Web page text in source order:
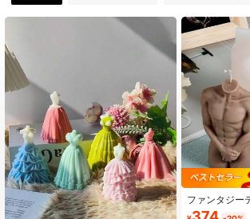
81 フォロワー
81 フォロワー
4.87 81 フォロワー
4.87 81 フォロワー
ファンタジー
ド、アロマキ